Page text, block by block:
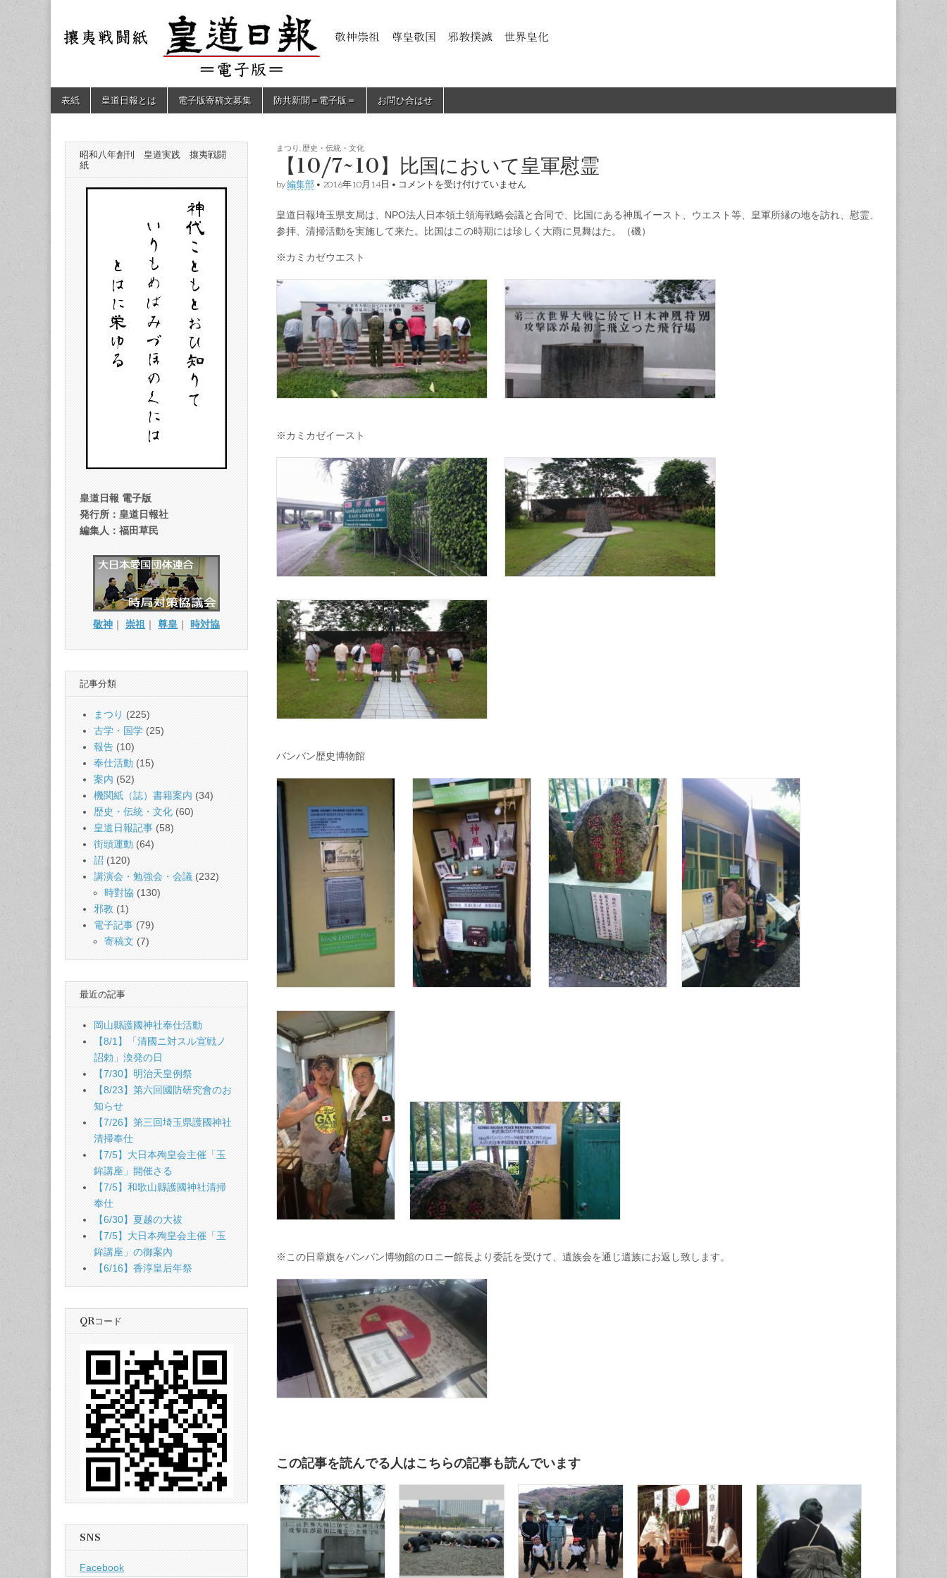
皇道
（防
共新
聞）
敬神
｜崇
祖｜
年創
刊
皇道
践
攘夷
戦闘
Main
menu
Skip
表紙 皇道日報とは 電子版寄稿文募集 防共新聞＝電子版＝ お問ひ合はせ
まつり 歴史・伝統・文化
【10/7~10】比国において皇軍慰霊
by編集部 • 2016年10月14日 • 【10/7~10】
に
お
慰
霊
は
コメントを受け付けていません
皇道日報埼玉県支局は、NPO法人日本領土領海戦略会議と合同で、比国にある神風イースト、ウエスト等、皇軍所縁の地を訪れ、慰霊、
参拝、清掃活動を実施して来た。比国はこの時期には珍しく大雨に見舞はた。（磯）
※カミカゼウエスト
※カミカゼイースト
バンバン歴史博物館
※この日章旗をバンバン博物館のロニー館長より委託を受けて、遺族会を通じ遺族にお返し致します。
この記事を読んでる人はこちらの記事も読んでいます
昭和八年創刊 皇道実践 攘夷戦闘
紙
皇道日報 電子版
発行所：皇道日報社
編集人：福田草民
敬神 ｜ 崇祖 ｜ 尊皇 ｜ 時対協
記事分類
まつり (225)
古学・国学 (25)
報告 (10)
奉仕活動 (15)
案内 (52)
機関紙（誌）書籍案内 (34)
歴史・伝統・文化 (60)
皇道日報記事 (58)
街頭運動 (64)
詔 (120)
講演会・勉強会・会議 (232)
時對協 (130)
邪教 (1)
電子記事 (79)
寄稿文 (7)
最近の記事
岡山縣護國神社奉仕活動
【8/1】「清國ニ対スル宣戦ノ
詔勅」渙発の日
【7/30】明治天皇例祭
【8/23】第六回國防研究會のお
知らせ
【7/26】第三回埼玉県護國神社
清掃奉仕
【7/5】大日本殉皇会主催「玉
鉾講座」開催さる
【7/5】和歌山縣護國神社清掃
奉仕
【6/30】夏越の大祓
【7/5】大日本殉皇会主催「玉
鉾講座」の御案內
【6/16】香淳皇后年祭
QRコード
SNS
Facebook